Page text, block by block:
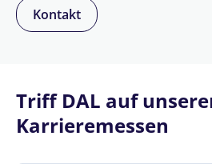
Kontakt
Triff DAL auf
Karrieremessen